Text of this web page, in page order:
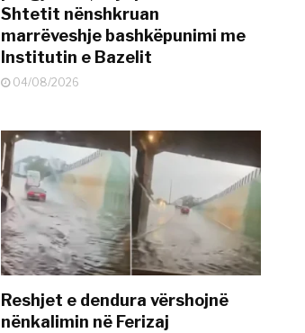
Shtetit nënshkruan
marrëveshje bashkëpunimi me
Institutin e Bazelit
04/08/2026
Reshjet e dendura vërshojnë
nënkalimin në Ferizaj